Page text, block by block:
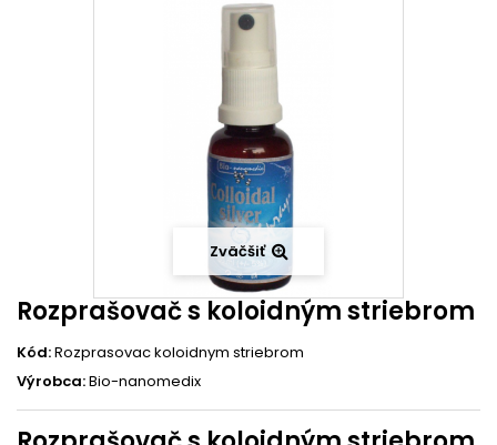
Zväčšiť
Rozprašovač s koloidným striebrom
Kód:Rozprasovac koloidnym striebrom
Výrobca:Bio-nanomedix